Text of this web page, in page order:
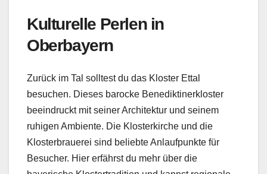
Kulturelle Perlen in
Oberbayern
Zurück im Tal solltest du das Kloster Ettal
besuchen. Dieses barocke Benediktinerkloster
beeindruckt mit seiner Architektur und seinem
ruhigen Ambiente. Die Klosterkirche und die
Klosterbrauerei sind beliebte Anlaufpunkte für
Besucher. Hier erfährst du mehr über die